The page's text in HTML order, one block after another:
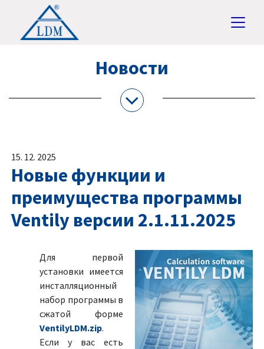
Новости
15. 12. 2025
Новые функции и
преимущества программы
Ventily версии 2.1.11.2025
Для первой
установки имеется
инсталляционный
набор программы в
сжатой форме
VentilyLDM.zip.
Если у вас есть